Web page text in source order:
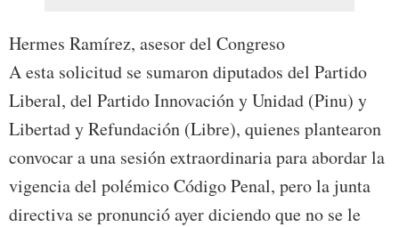
Hermes Ramírez, asesor del Congreso
A esta solicitud se sumaron diputados del Partido
Liberal, del Partido Innovación y Unidad (Pinu) y
Libertad y Refundación (Libre), quienes plantearon
convocar a una sesión extraordinaria para abordar la
vigencia del polémico Código Penal, pero la junta
directiva se pronunció ayer diciendo que no se le